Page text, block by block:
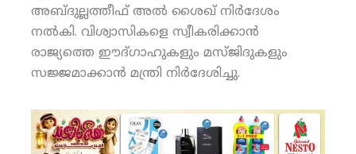
അബ്ദുല്ലത്തീഫ് അല്‍ ശൈഖ് നിര്‍ദേശം
നല്‍കി. വിശ്വാസികളെ സ്വീകരിക്കാന്‍
രാജ്യത്തെ ഈദ്ഗാഹുകളും മസ്ജിദുകളും
സജ്ജമാക്കാന്‍ മന്ത്രി നിര്‍ദേശിച്ചു.